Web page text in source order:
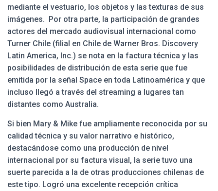
mediante el vestuario, los objetos y las texturas de sus
imágenes. Por otra parte, la participación de grandes
actores del mercado audiovisual internacional como
Turner Chile (filial en Chile de Warner Bros. Discovery
Latin America, Inc.) se nota en la factura técnica y las
posibilidades de distribución de esta serie que fue
emitida por la señal Space en toda Latinoamérica y que
incluso llegó a través del streaming a lugares tan
distantes como Australia.
Si bien Mary & Mike fue ampliamente reconocida por su
calidad técnica y su valor narrativo e histórico,
destacándose como una producción de nivel
internacional por su factura visual, la serie tuvo una
suerte parecida a la de otras producciones chilenas de
este tipo. Logró una excelente recepción crítica